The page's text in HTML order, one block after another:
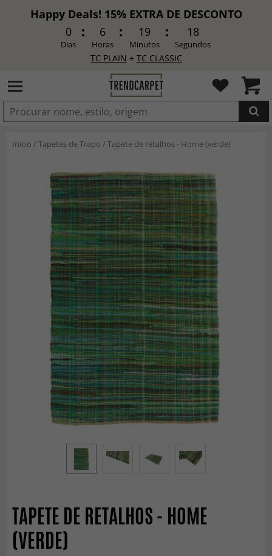
Happy Deals! 15% EXTRA DE DESCONTO
0
Dias
6
Horas
19
Minutos
16
Segundos
TC PLAIN + TC CLASSIC
ADICIONADO
Início /Tapetes de Trapo /Tapete de retalhos - Home (verde)
TAPETE DE RETALHOS - HOME
(VERDE)